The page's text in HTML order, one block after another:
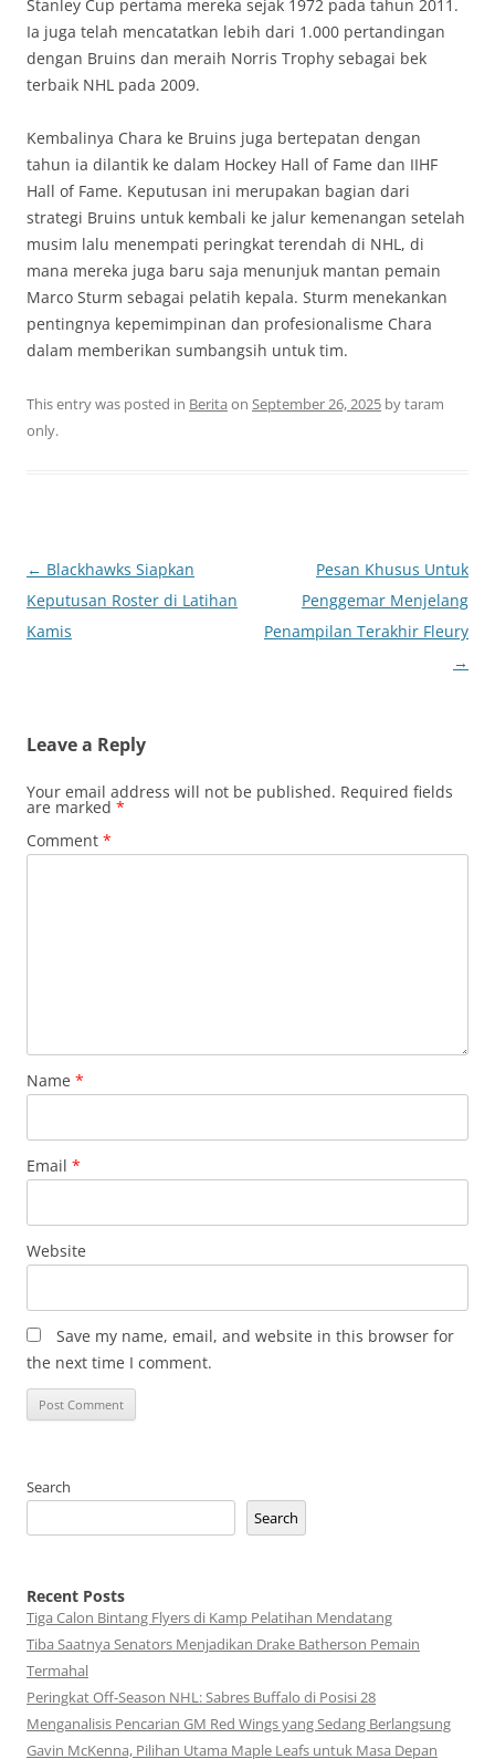
Stanley Cup pertama mereka sejak 1972 pada tahun 2011.
Ia juga telah mencatatkan lebih dari 1.000 pertandingan
dengan Bruins dan meraih Norris Trophy sebagai bek
terbaik NHL pada 2009.
Kembalinya Chara ke Bruins juga bertepatan dengan
tahun ia dilantik ke dalam Hockey Hall of Fame dan IIHF
Hall of Fame. Keputusan ini merupakan bagian dari
strategi Bruins untuk kembali ke jalur kemenangan setelah
musim lalu menempati peringkat terendah di NHL, di
mana mereka juga baru saja menunjuk mantan pemain
Marco Sturm sebagai pelatih kepala. Sturm menekankan
pentingnya kepemimpinan dan profesionalisme Chara
dalam memberikan sumbangsih untuk tim.
This entry was posted in Berita on September 26, 2025 bytaram
only.
Post
navigation
← Blackhawks Siapkan
Keputusan Roster di Latihan
Kamis
Pesan Khusus Untuk
Penggemar Menjelang
Penampilan Terakhir Fleury
→
Leave a Reply
Your email address will not be published. Required fields
are marked *
Comment *
Name *
Email *
Website
Save my name, email, and website in this browser for
the next time I comment.
Search
Search
Recent Posts
Tiga Calon Bintang Flyers di Kamp Pelatihan Mendatang
Tiba Saatnya Senators Menjadikan Drake Batherson Pemain
Termahal
Peringkat Off-Season NHL: Sabres Buffalo di Posisi 28
Menganalisis Pencarian GM Red Wings yang Sedang Berlangsung
Gavin McKenna, Pilihan Utama Maple Leafs untuk Masa Depan